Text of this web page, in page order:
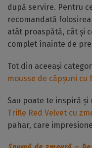
după servire. Pentru
recomandată
atât proaspătă, cât și
complet înainte de
Tot din aceeași
mousse de căpșuni
Sau poate te inspiră și
Trifle Red Velvet cu
pahar, care